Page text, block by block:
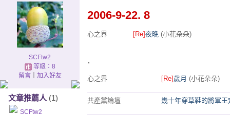
SCFtw2
等級：8
留言｜ 加入好友
文章推薦人 (1)
SCFtw2
2006-9-22. 8
心之界 [Re]夜晚 (小花朵朵)
.
心之界 [Re]歲月 (小花朵朵)
共產黨論壇 幾十年穿草鞋的將軍王